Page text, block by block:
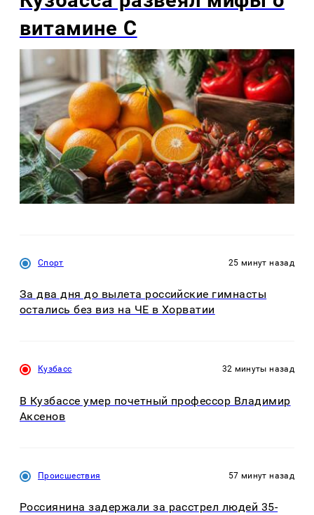
витамине С
Спорт 25 минут назад
За два дня до вылета российские гимнасты
остались без виз на ЧЕ в Хорватии
Кузбасс 32 минуты назад
В Кузбассе умер почетный профессор Владимир
Аксенов
Происшествия 57 минут назад
Россиянина задержали за расстрел людей 35-